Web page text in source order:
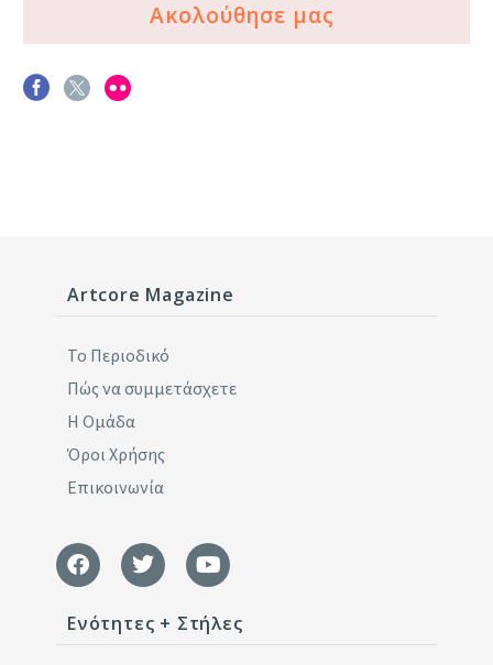
Ακολούθησε μας
Artcore Magazine
Το Περιοδικό
Πώς να συμμετάσχετε
Η Ομάδα
Όροι Χρήσης
Επικοινωνία
Ενότητες + Στήλες